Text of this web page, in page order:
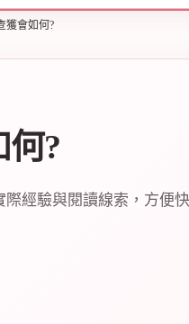
獲會如何?
何?
經驗與閱讀線索，方便